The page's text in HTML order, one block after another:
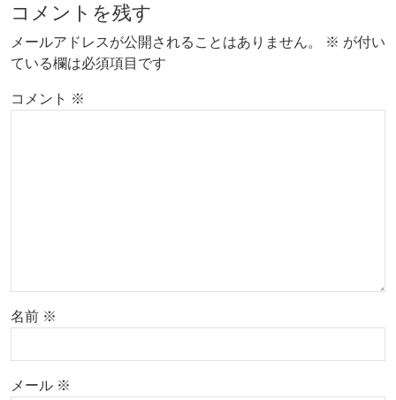
コメントを残す
メールアドレスが公開されることはありません。 ※ が付い
ている欄は必須項目です
コメント ※
名前 ※
メール ※